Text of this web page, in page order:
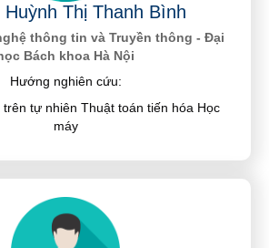
Huỳnh Thị Thanh Bình
thông tin và Truyền thông - Đại
Bách khoa Hà Nội
Hướng nghiên cứu:
tự nhiên Thuật toán tiến hóa Học
máy